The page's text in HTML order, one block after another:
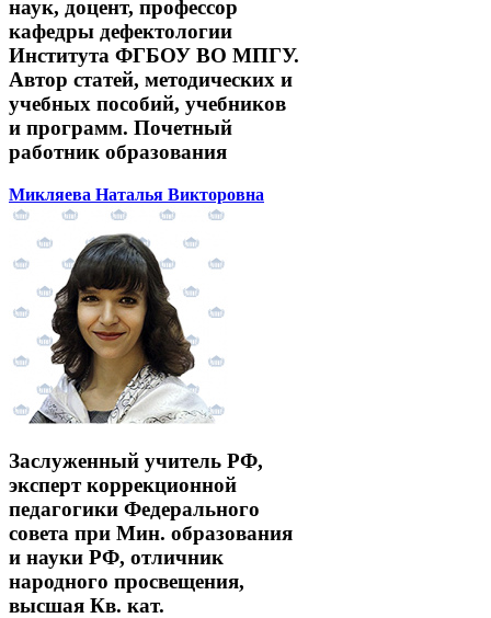
наук, доцент, профессор
кафедры дефектологии
Института ФГБОУ ВО МПГУ.
Автор статей, методических и
учебных пособий, учебников
и программ. Почетный
работник образования
Микляева Наталья Викторовна
Заслуженный учитель РФ,
эксперт коррекционной
педагогики Федерального
совета при Мин. образования
и науки РФ, отличник
народного просвещения,
высшая Кв. кат.